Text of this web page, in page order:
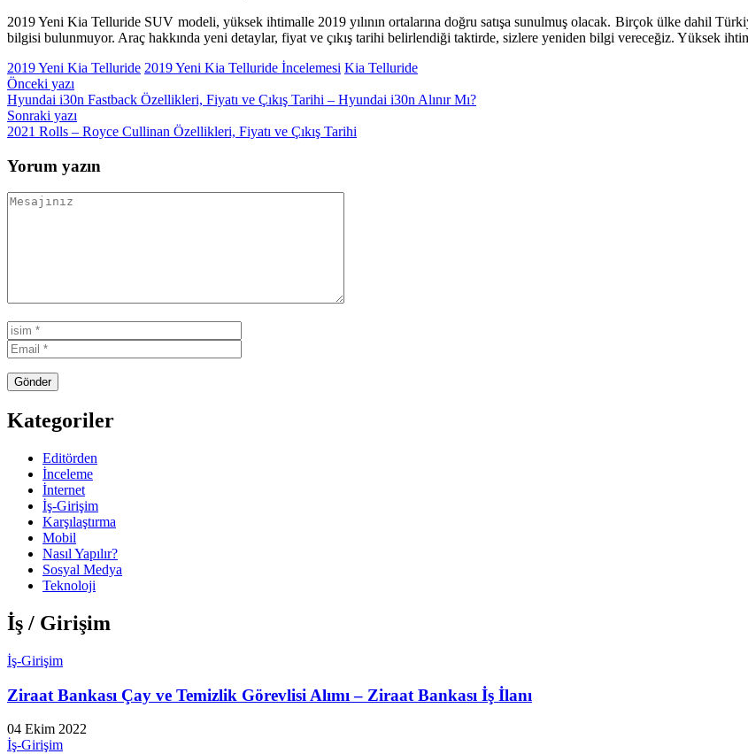
2019 Yeni Kia Telluride SUV modeli, yüksek ihtimalle 2019 yılının ortalarına doğru satışa sunulmuş olacak. Birçok ülke dahil
bilgisi bulunmuyor. Araç hakkında yeni detaylar, fiyat ve çıkış tarihi belirlendiği taktirde, sizlere yeniden bilgi vereceğiz. Yüksek
2019 Yeni Kia Telluride 2019 Yeni Kia Telluride İncelemesi Kia Telluride
Yazı
gezinmesi
Önceki yazı
Hyundai i30n Fastback Özellikleri, Fiyatı ve Çıkış Tarihi – Hyundai i30n Alınır Mı?
Sonraki yazı
2021 Rolls – Royce Cullinan Özellikleri, Fiyatı ve Çıkış Tarihi
Yorum yazın
Kategoriler
Editörden
İnceleme
İnternet
İş-Girişim
Karşılaştırma
Mobil
Nasıl Yapılır?
Sosyal Medya
Teknoloji
İş / Girişim
İş-Girişim
Ziraat Bankası Çay ve Temizlik Görevlisi Alımı – Ziraat Bankası İş İlanı
04 Ekim 2022
İş-Girişim